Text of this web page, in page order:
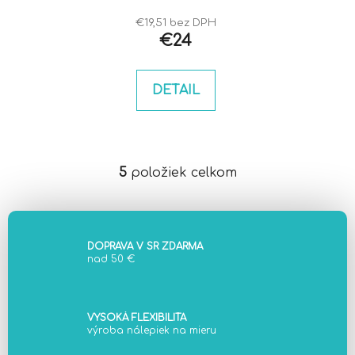
€19,51 bez DPH
€24
DETAIL
O
l
d
e
p
5položiek celkom
DOPRAVA V SR ZDARMA
nad 50 €
VYSOKÁ FLEXIBILITA
výroba nálepiek na mieru